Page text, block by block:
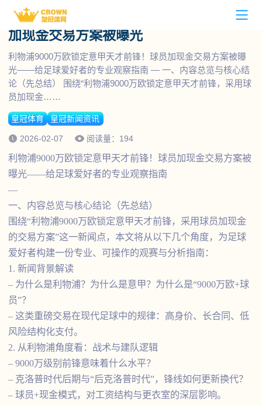
皇冠足球首页
皇冠足球下载
皇冠足球全站APP下载
皇冠足球APP下载
博彩平台推荐
代理合营招商
皇冠足球人才招聘
利物浦9000万欧锁定意甲天才前锋！球员
加现金交易方案被曝光
利物浦9000万欧锁定意甲天才前锋！球员加现金交易方案被曝
光——给足球爱好者的专业观察指南 — 一、内容总览与核心结
论（先总结） 围绕“利物浦9000万欧锁定意甲天才前锋，采用球
员加现金……
皇冠体育 皇冠新闻资讯
2026-02-07 阅读量：194
利物浦9000万欧锁定意甲天才前锋！球员加现金交易方案被
曝光——给足球爱好者的专业观察指南
—
一、内容总览与核心结论（先总结）
围绕“利物浦9000万欧锁定意甲天才前锋，采用球员加现金
的交易方案”这一新闻点，本文将从以下几个角度，为足球
爱好者构建一份专业、可操作的观赛与分析指南：
1. 新闻背景解读
– 为什么是利物浦？为什么是意甲？为什么是“9000万欧+球
员”？
– 这类重磅交易在现代足球中的规律：高身价、长合同、低
风险结构化支付。
2. 从利物浦角度看：战术与建队逻辑
– 9000万级别前锋意味着什么水平？
– 克洛普时代后期与“后克洛普时代”，锋线如何更新换代？
– 球员+现金模式，对工资结构与更衣室的深层影响。